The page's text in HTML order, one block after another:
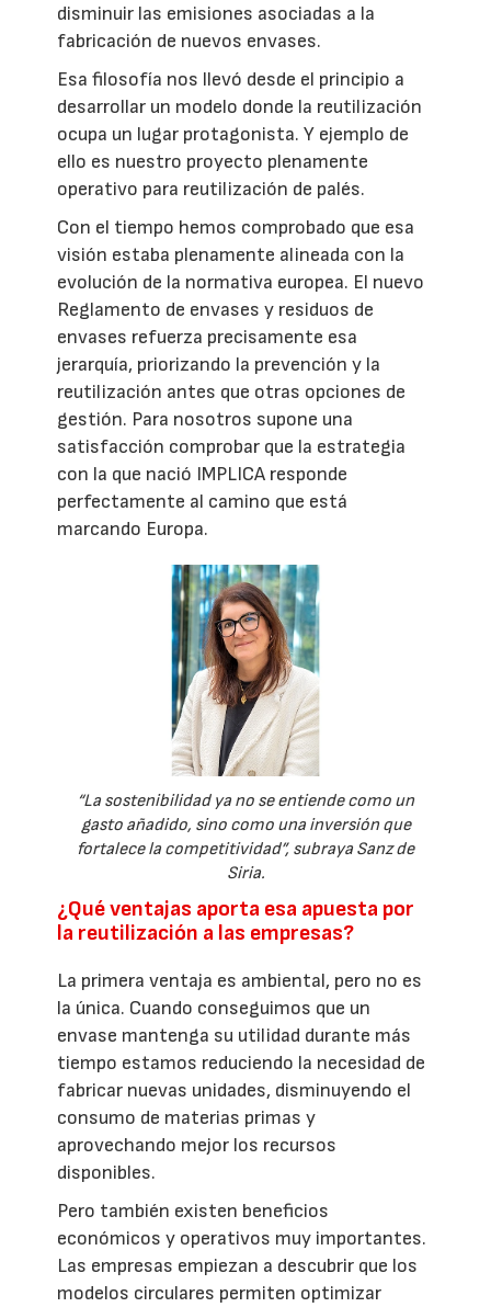
disminuir las emisiones asociadas a la
fabricación de nuevos envases.
Esa filosofía nos llevó desde el principio a
desarrollar un modelo donde la reutilización
ocupa un lugar protagonista. Y ejemplo de
ello es nuestro proyecto plenamente
operativo para reutilización de palés.
Con el tiempo hemos comprobado que esa
visión estaba plenamente alineada con la
evolución de la normativa europea. El nuevo
Reglamento de envases y residuos de
envases refuerza precisamente esa
jerarquía, priorizando la prevención y la
reutilización antes que otras opciones de
gestión. Para nosotros supone una
satisfacción comprobar que la estrategia
con la que nació IMPLICA responde
perfectamente al camino que está
marcando Europa.
“La sostenibilidad ya no se entiende como un
gasto añadido, sino como una inversión que
fortalece la competitividad”, subraya Sanz de
Siria.
¿Qué ventajas aporta esa apuesta por
la reutilización a las empresas?
La primera ventaja es ambiental, pero no es
la única. Cuando conseguimos que un
envase mantenga su utilidad durante más
tiempo estamos reduciendo la necesidad de
fabricar nuevas unidades, disminuyendo el
consumo de materias primas y
aprovechando mejor los recursos
disponibles.
Pero también existen beneficios
económicos y operativos muy importantes.
Las empresas empiezan a descubrir que los
modelos circulares permiten optimizar